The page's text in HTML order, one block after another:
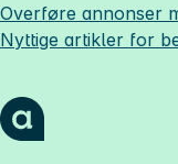
Overføre annonser
Nyttige artikler for